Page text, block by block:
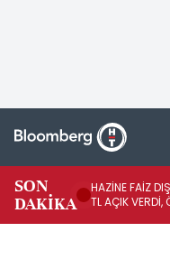
SON
DAKİKA
HAZİNE FAİZ
TL AÇIK VERDİ,